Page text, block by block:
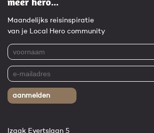
Maandelijks reisinspiratie
van je Local Hero community
aanmelden
Izaak Evertslaan 5